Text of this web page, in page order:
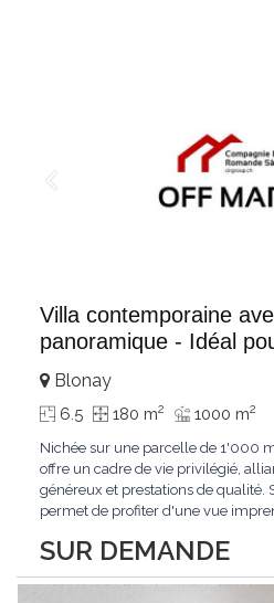
Villa contemporaine
panoramique - Idéal
SUR DEMANDE
Blonay
6.5 180 m2 1000 m2
Nichée sur une parcelle de 1'000
offre un cadre de vie privilégié,
généreux et prestations de
permet de profiter d'une vue
excavé, cette villa propose une
de 260 m², soigneusement...